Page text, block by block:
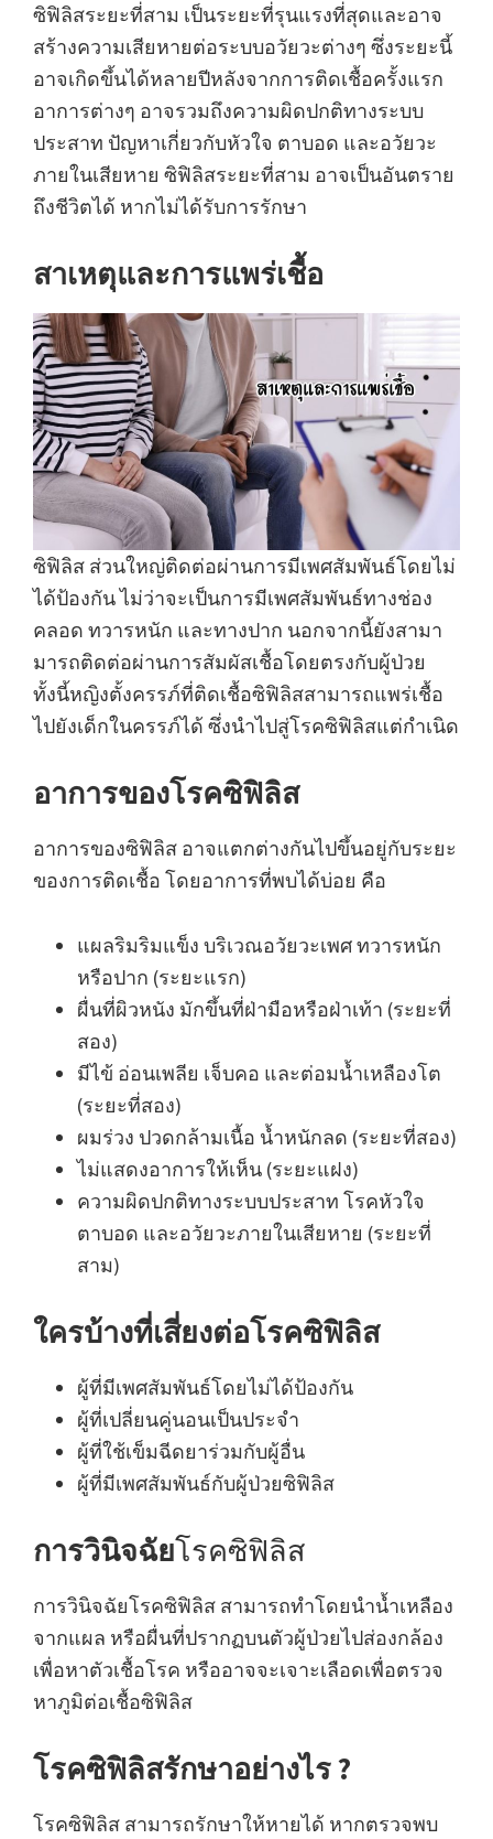
ซิฟิลิสระยะที่สาม เป็นระยะที่รุนแรงที่สุดและอาจ
สร้างความเสียหายต่อระบบอวัยวะต่างๆ ซึ่งระยะนี้
อาจเกิดขึ้นได้หลายปีหลังจากการติดเชื้อครั้งแรก
อาการต่างๆ อาจรวมถึงความผิดปกติทางระบบ
ประสาท ปัญหาเกี่ยวกับหัวใจ ตาบอด และอวัยวะ
ภายในเสียหาย ซิฟิลิสระยะที่สาม อาจเป็นอันตราย
ถึงชีวิตได้ หากไม่ได้รับการรักษา
สาเหตุและการแพร่เชื้อ
ซิฟิลิส ส่วนใหญ่ติดต่อผ่านการมีเพศสัมพันธ์โดยไม่
ได้ป้องกัน ไม่ว่าจะเป็นการมีเพศสัมพันธ์ทางช่อง
คลอด ทวารหนัก และทางปาก นอกจากนี้ยังสามา
มารถติดต่อผ่านการสัมผัสเชื้อโดยตรงกับผู้ป่วย
ทั้งนี้หญิงตั้งครรภ์ที่ติดเชื้อซิฟิลิสสามารถแพร่เชื้อ
ไปยังเด็กในครรภ์ได้ ซึ่งนำไปสู่โรคซิฟิลิสแต่กำเนิด
อาการของโรคซิฟิลิส
อาการของซิฟิลิส อาจแตกต่างกันไปขึ้นอยู่กับระยะ
ของการติดเชื้อ โดยอาการที่พบได้บ่อย คือ
แผลริมริมแข็ง บริเวณอวัยวะเพศ ทวารหนัก
หรือปาก (ระยะแรก)
ผื่นที่ผิวหนัง มักขึ้นที่ฝ่ามือหรือฝ่าเท้า (ระยะที่
สอง)
มีไข้ อ่อนเพลีย เจ็บคอ และต่อมน้ำเหลืองโต
(ระยะที่สอง)
ผมร่วง ปวดกล้ามเนื้อ น้ำหนักลด (ระยะที่สอง)
ไม่แสดงอาการให้เห็น (ระยะแฝง)
ความผิดปกติทางระบบประสาท โรคหัวใจ
ตาบอด และอวัยวะภายในเสียหาย (ระยะที่
สาม)
ใครบ้างที่เสี่ยงต่อโรคซิฟิลิส
ผู้ที่มีเพศสัมพันธ์โดยไม่ได้ป้องกัน
ผู้ที่เปลี่ยนคู่นอนเป็นประจำ
ผู้ที่ใช้เข็มฉีดยาร่วมกับผู้อื่น
ผู้ที่มีเพศสัมพันธ์กับผู้ป่วยซิฟิลิส
การวินิจฉัยโรคซิฟิลิส
การวินิจฉัยโรคซิฟิลิส สามารถทำโดยนำน้ำเหลือง
จากแผล หรือผื่นที่ปรากฏบนตัวผู้ป่วยไปส่องกล้อง
เพื่อหาตัวเชื้อโรค หรืออาจจะเจาะเลือดเพื่อตรวจ
หาภูมิต่อเชื้อซิฟิลิส
โรคซิฟิลิสรักษาอย่างไร ?
โรคซิฟิลิส สามารถรักษาให้หายได้ หากตรวจพบ